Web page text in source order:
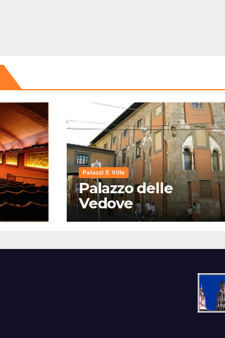
Palazzi E Ville
Palazzo delle
Vedove